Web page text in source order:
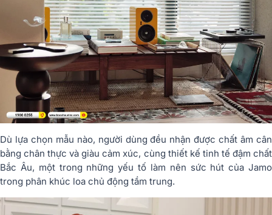
Dù lựa chọn mẫu nào, người dùng đều nhận được chất âm cân
bằng chân thực và giàu cảm xúc, cùng thiết kế tinh tế đậm chất
Bắc Âu, một trong những yếu tố làm nên sức hút của Jamo
trong phân khúc loa chủ động tầm trung.